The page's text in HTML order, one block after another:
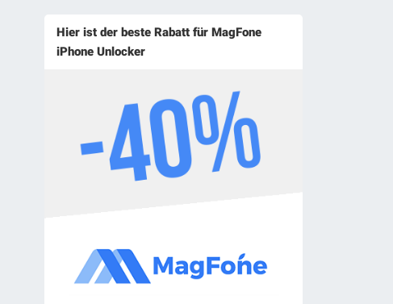
Hier ist der beste Rabatt für MagFone
iPhone Unlocker